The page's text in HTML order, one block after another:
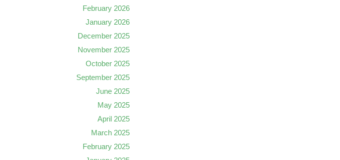
February 2026
January 2026
December 2025
November 2025
October 2025
September 2025
June 2025
May 2025
April 2025
March 2025
February 2025